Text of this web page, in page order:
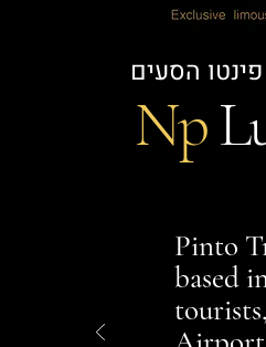
Np
Pinto
based